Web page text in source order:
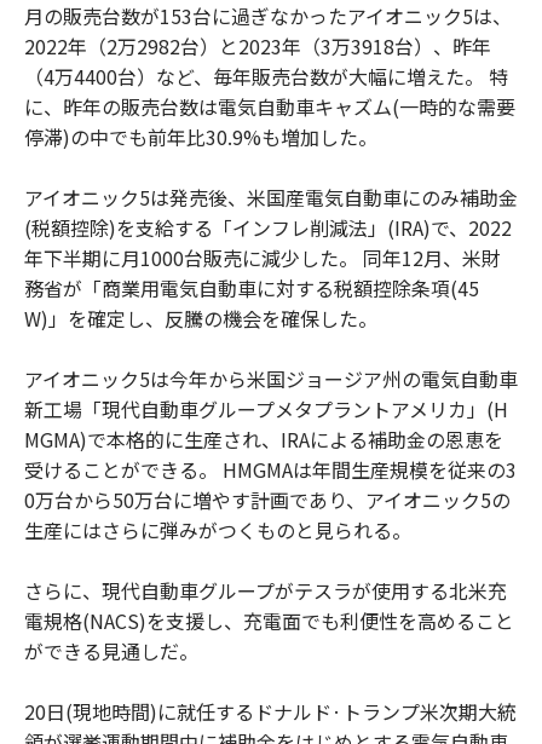
月の販売台数が153台に過ぎなかったアイオニック5は、
2022年（2万2982台）と2023年（3万3918台）、昨年
（4万4400台）など、毎年販売台数が大幅に増えた。 特
に、昨年の販売台数は電気自動車キャズム(一時的な需要
停滞)の中でも前年比30.9%も増加した。
アイオニック5は発売後、米国産電気自動車にのみ補助金
(税額控除)を支給する「インフレ削減法」(IRA)で、2022
年下半期に月1000台販売に減少した。 同年12月、米財
務省が「商業用電気自動車に対する税額控除条項(45
W)」を確定し、反騰の機会を確保した。
アイオニック5は今年から米国ジョージア州の電気自動車
新工場「現代自動車グループメタプラントアメリカ」(H
MGMA)で本格的に生産され、IRAによる補助金の恩恵を
受けることができる。 HMGMAは年間生産規模を従来の3
0万台から50万台に増やす計画であり、アイオニック5の
生産にはさらに弾みがつくものと見られる。
さらに、現代自動車グループがテスラが使用する北米充
電規格(NACS)を支援し、充電面でも利便性を高めること
ができる見通しだ。
20日(現地時間)に就任するドナルド·トランプ米次期大統